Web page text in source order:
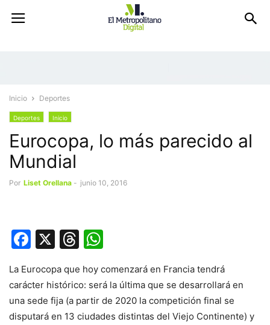
Inicio Deportes
Deportes Inicio
Eurocopa, lo más parecido al
Mundial
Por Liset Orellana - junio 10, 2016
Facebook
X Threads
La Eurocopa que hoy comenzará en Francia tendrá
carácter histórico: será la última que se desarrollará en
una sede fija (a partir de 2020 la competición final se
disputará en 13 ciudades distintas del Viejo Continente) y